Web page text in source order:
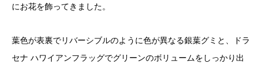
にお花を飾ってきました。
葉色が表裏でリバーシブルのように色が異なる銀葉グミと、ドラ
セナ ハワイアンフラッグでグリーンのボリュームをしっかり出